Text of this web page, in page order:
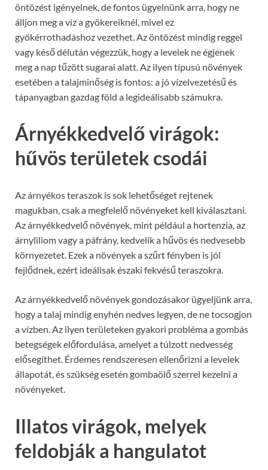
öntözést igényelnek, de fontos ügyelnünk arra, hogy ne
álljon meg a víz a gyökereiknél, mivel ez
gyökérrothadáshoz vezethet. Az öntözést mindig reggel
vagy késő délután végezzük, hogy a levelek ne égjenek
meg a nap tűzött sugarai alatt. Az ilyen típusú növények
esetében a talajminőség is fontos: a jó vízelvezetésű és
tápanyagban gazdag föld a legideálisabb számukra.
Árnyékkedvelő virágok:
hűvös területek csodái
Az árnyékos teraszok is sok lehetőséget rejtenek
magukban, csak a megfelelő növényeket kell kiválasztani.
Az árnyékkedvelő növények, mint például a hortenzia, az
árnyliliom vagy a páfrány, kedvelik a hűvös és nedvesebb
környezetet. Ezek a növények a szűrt fényben is jól
fejlődnek, ezért ideálisak északi fekvésű teraszokra.
Az árnyékkedvelő növények gondozásakor ügyeljünk arra,
hogy a talaj mindig enyhén nedves legyen, de ne tocsogjon
a vízben. Az ilyen területeken gyakori probléma a gombás
betegségek előfordulása, amelyet a túlzott nedvesség
elősegíthet. Érdemes rendszeresen ellenőrizni a levelek
állapotát, és szükség esetén gombaölő szerrel kezelni a
növényeket.
Illatos virágok, melyek
feldobják a hangulatot